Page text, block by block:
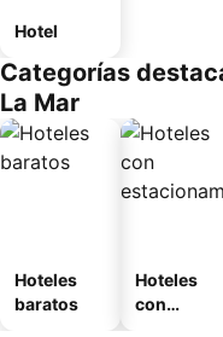
Hotel
Categorías
La Mar
Hoteles
baratos
Hoteles
con